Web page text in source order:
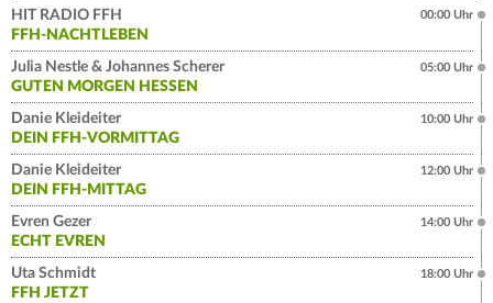
HIT RADIO FFH
FFH-NACHTLEBEN
00:00 Uhr
Julia Nestle & Johannes Scherer
GUTEN MORGEN HESSEN
05:00 Uhr
Danie Kleideiter
DEIN FFH-VORMITTAG
10:00 Uhr
Danie Kleideiter
DEIN FFH-MITTAG
12:00 Uhr
Evren Gezer
ECHT EVREN
14:00 Uhr
Uta Schmidt
FFH JETZT
18:00 Uhr